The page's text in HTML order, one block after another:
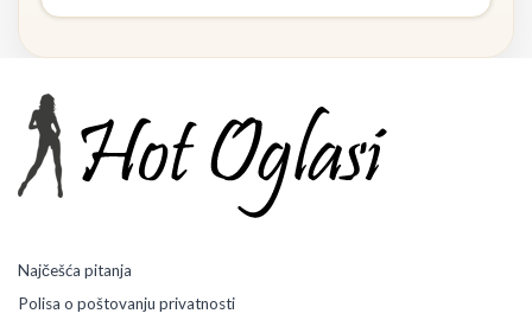
Najčešća pitanja
Polisa o poštovanju privatnosti